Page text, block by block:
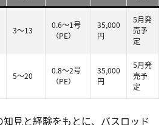
3～13
0.6～1号
（PE）
35,000
円
5月発
売予
定
5～20
0.8～2号
（PE）
35,000
円
5月発
売予
定
見と経験をもとに、バスロッド